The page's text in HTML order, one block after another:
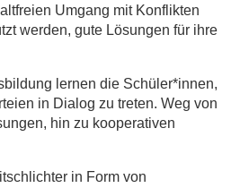
Umgang mit Konflikten
werden, gute Lösungen für ihre
lernen die Schüler*innen,
in Dialog zu treten. Weg von
hin zu kooperativen
in Form von